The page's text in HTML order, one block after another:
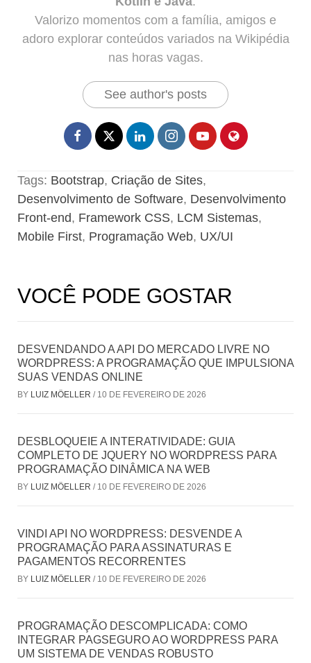
Valorizo momentos com a família, amigos e
adoro explorar conteúdos variados na Wikipédia
nas horas vagas.
See author's posts
Tags: Bootstrap, Criação de Sites,
Desenvolvimento de Software, Desenvolvimento
Front-end, Framework CSS, LCM Sistemas,
Mobile First, Programação Web, UX/UI
VOCÊ PODE GOSTAR
DESVENDANDO A API DO MERCADO LIVRE NO
WORDPRESS: A PROGRAMAÇÃO QUE IMPULSIONA
SUAS VENDAS ONLINE
BY LUIZ MÖELLER / 10 DE FEVEREIRO DE 2026
DESBLOQUEIE A INTERATIVIDADE: GUIA
COMPLETO DE JQUERY NO WORDPRESS PARA
PROGRAMAÇÃO DINÂMICA NA WEB
BY LUIZ MÖELLER / 10 DE FEVEREIRO DE 2026
VINDI API NO WORDPRESS: DESVENDE A
PROGRAMAÇÃO PARA ASSINATURAS E
PAGAMENTOS RECORRENTES
BY LUIZ MÖELLER / 10 DE FEVEREIRO DE 2026
PROGRAMAÇÃO DESCOMPLICADA: COMO
INTEGRAR PAGSEGURO AO WORDPRESS PARA
UM SISTEMA DE VENDAS ROBUSTO